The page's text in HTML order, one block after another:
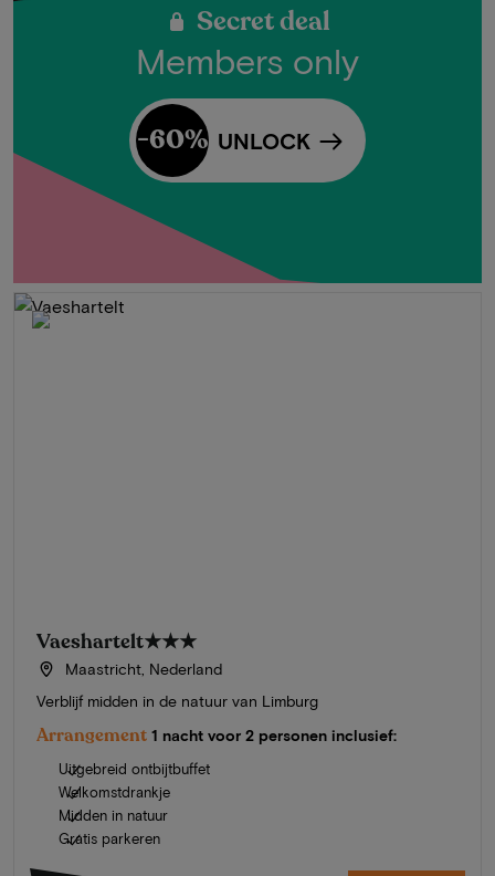
Secret deal
Members only
UNLOCK
-60%
Vaeshartelt★★★
Maastricht, Nederland
Verblijf midden in de natuur van Limburg
Arrangement 1 nacht voor 2 personen inclusief:
Uitgebreid ontbijtbuffet
Welkomstdrankje
Midden in natuur
Gratis parkeren